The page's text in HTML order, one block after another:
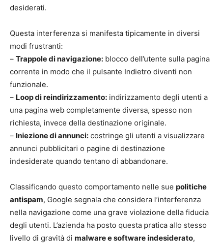
desiderati.
Questa interferenza si manifesta tipicamente in diversi
modi frustranti:
– Trappole di navigazione: blocco dell’utente sulla pagina
corrente in modo che il pulsante Indietro diventi non
funzionale.
– Loop di reindirizzamento: indirizzamento degli utenti a
una pagina web completamente diversa, spesso non
richiesta, invece della destinazione originale.
– Iniezione di annunci: costringe gli utenti a visualizzare
annunci pubblicitari o pagine di destinazione
indesiderate quando tentano di abbandonare.
Classificando questo comportamento nelle sue politiche
antispam, Google segnala che considera l’interferenza
nella navigazione come una grave violazione della fiducia
degli utenti. L’azienda ha posto questa pratica allo stesso
livello di gravità di malware e software indesiderato,